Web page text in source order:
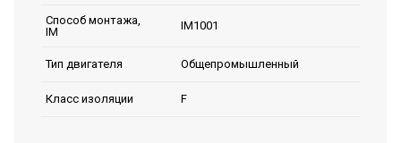
Способ монтажа,
IM
IM1001
Тип двигателя Общепромышленный
Класс изоляции F